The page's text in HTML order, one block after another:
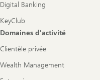
Digital Banking
KeyClub
Domaines d'activité
Clientèle privée
Wealth Management